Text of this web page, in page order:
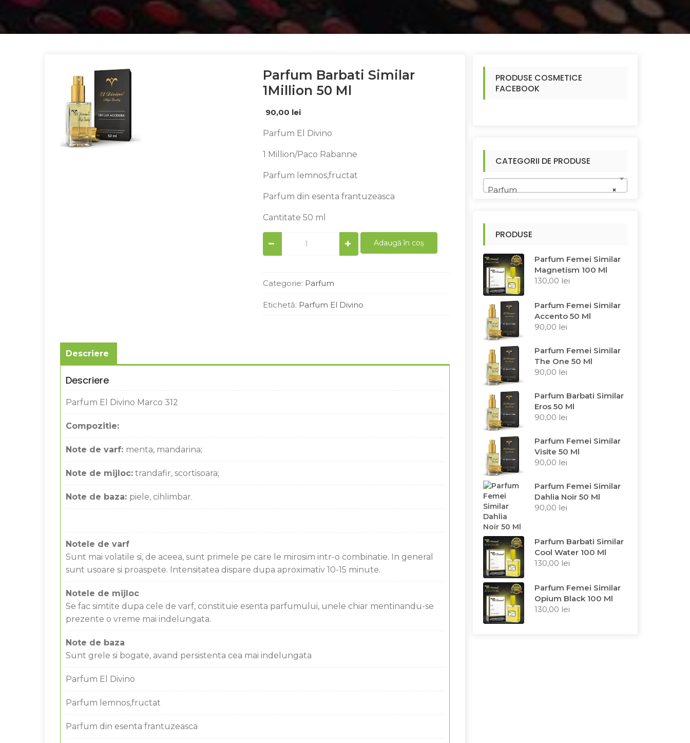
Parfum Barbati Similar
1Million 50 Ml
90,00 lei
Parfum El Divino
1 Million/Paco Rabanne
Parfum lemnos,fructat
Parfum din esenta frantuzeasca
Cantitate 50 ml
Parfum
barbati
similar
50
quantity
Adaugă în coș
Categorie: Parfum
Etichetă: Parfum El Divino
Descriere
Descriere
Parfum El Divino Marco 312
Compozitie:
Note de varf: menta, mandarina;
Note de mijloc: trandafir, scortisoara;
Note de baza: piele, cihlimbar.
Notele de varf
Sunt mai volatile si, de aceea, sunt primele pe care le mirosim intr-o combinatie. In general
sunt usoare si proaspete. Intensitatea dispare dupa aproximativ 10-15 minute.
Notele de mijloc
Se fac simtite dupa cele de varf, constituie esenta parfumului, unele chiar mentinandu-se
prezente o vreme mai indelungata.
Note de baza
Sunt grele si bogate, avand persistenta cea mai indelungata
Parfum El Divino
Parfum lemnos,fructat
Parfum din esenta frantuzeasca
PRODUSE COSMETICE
FACEBOOK
CATEGORII DE PRODUSE
×
Parfum
PRODUSE
Parfum Femei Similar
Magnetism 100 Ml
130,00 lei
Parfum Femei Similar
Accento 50 Ml
90,00 lei
Parfum Femei Similar
The One 50 Ml
90,00 lei
Parfum Barbati Similar
Eros 50 Ml
90,00 lei
Parfum Femei Similar
Visite 50 Ml
90,00 lei
Parfum Femei Similar
Dahlia Noir 50 Ml
90,00 lei
Parfum Barbati Similar
Cool Water 100 Ml
130,00 lei
Parfum Femei Similar
Opium Black 100 Ml
130,00 lei